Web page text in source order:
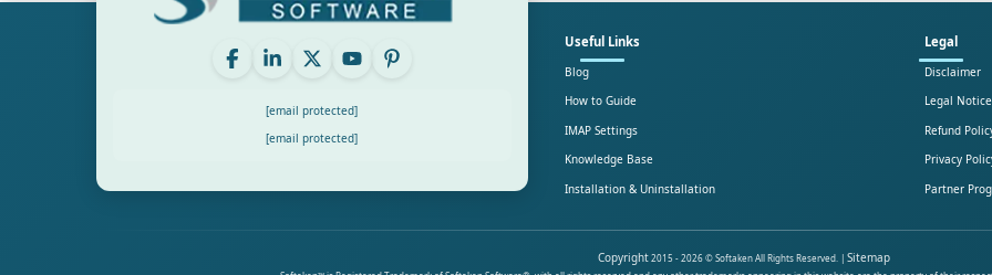
[email protected]
[email protected]
Useful Links
Blog
How to Guide
IMAP Settings
Knowledge Base
Installation & Uninstallation
Legal
Disclaimer
Legal Notice
Refund
Privacy
Partner
Copyright2015 - 2026 © Softaken All Rights Reserved. | Sitemap